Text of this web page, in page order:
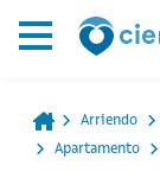
Arriendo
Apartamento